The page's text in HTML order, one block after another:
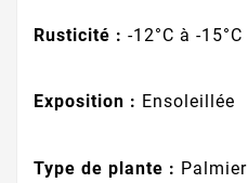
Rusticité : -12°C à -15°C
Exposition : Ensoleillée
Type de plante : Palmier